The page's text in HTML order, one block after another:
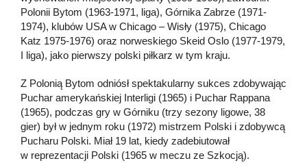
Polonii Bytom (1963-1971, liga), Górnika Zabrze (1971-
1974), klubów USA w Chicago – Wisły (1975), Chicago
Katz 1975-1976) oraz norweskiego Skeid Oslo (1977-1979,
I liga), jako pierwszy polski piłkarz w tym kraju.
Z Polonią Bytom odniósł spektakularny sukces zdobywając
Puchar amerykańskiej Interligi (1965) i Puchar Rappana
(1965), podczas gry w Górniku (trzy sezony ligowe, 38
gier) był w jednym roku (1972) mistrzem Polski i zdobywcą
Pucharu Polski. Miał 19 lat, kiedy zadebiutował
w reprezentacji Polski (1965 w meczu ze Szkocją).